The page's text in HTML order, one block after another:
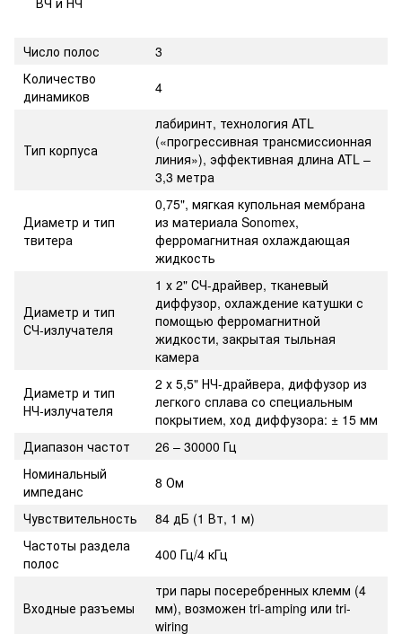
Число полос
3
Количество
динамиков
4
Тип корпуса
лабиринт, технология ATL
(«прогрессивная трансмиссионная
линия»), эффективная длина ATL –
3,3 метра
Диаметр и тип
твитера
0,75", мягкая купольная мембрана
из материала Sonomex,
ферромагнитная охлаждающая
жидкость
Диаметр и тип
СЧ-излучателя
1 х 2" СЧ-драйвер, тканевый
диффузор, охлаждение катушки с
помощью ферромагнитной
жидкости, закрытая тыльная
камера
Диаметр и тип
НЧ-излучателя
2 х 5,5" НЧ-драйвера, диффузор из
легкого сплава со специальным
покрытием, ход диффузора: ± 15 мм
Диапазон частот
26 – 30000 Гц
Номинальный
импеданс
8 Ом
Чувствительность
84 дБ (1 Вт, 1 м)
Частоты раздела
полос
400 Гц/4 кГц
Входные разъемы
три пары посеребренных клемм (4
мм), возможен tri-amping или tri-
wiring